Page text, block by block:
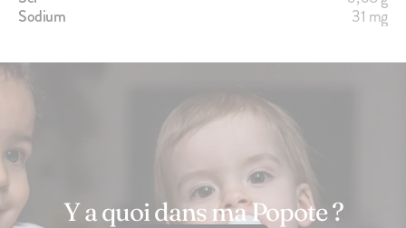
Le Porridge
2,10€
Sodium
31 mg
Y a quoi dans ma Popote ?